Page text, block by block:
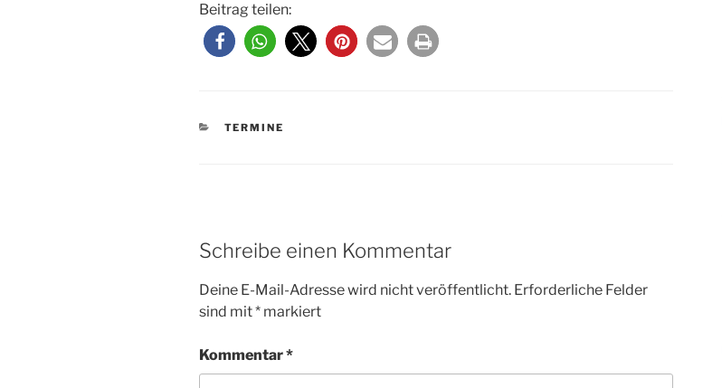
Beitrag teilen:
KATEGORIEN
TERMINE
Schreibe einen Kommentar
Deine E-Mail-Adresse wird nicht veröffentlicht. Erforderliche Felder
sind mit* markiert
Kommentar*